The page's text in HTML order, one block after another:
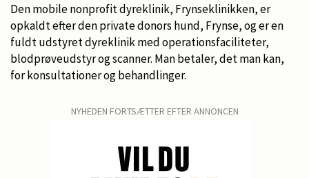
Den mobile nonprofit dyreklinik, Frynseklinikken, er
opkaldt efter den private donors hund, Frynse, og er en
fuldt udstyret dyreklinik med operationsfaciliteter,
blodprøveudstyr og scanner. Man betaler, det man kan,
for konsultationer og behandlinger.
NYHEDEN FORTSÆTTER EFTER ANNONCEN